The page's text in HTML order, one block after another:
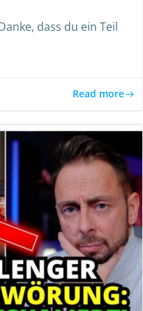
dass du ein Teil
Read more